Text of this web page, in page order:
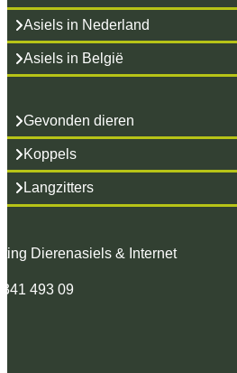
Asiels in Nederland
Asiels in België
Gevonden dieren
Koppels
Langzitters
Dierenasiels & Internet
493 09